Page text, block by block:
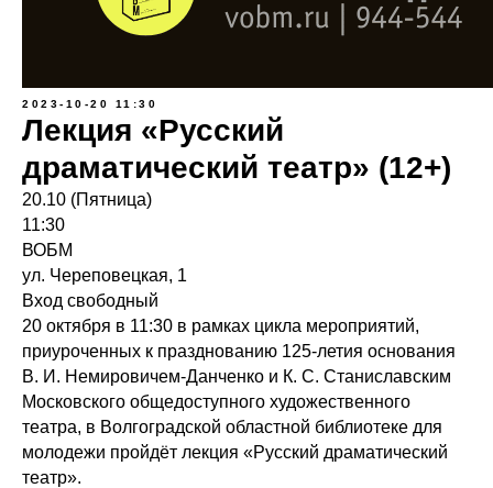
2023-10-20 11:30
Лекция «Русский
драматический театр» (12+)
20.10 (Пятница)
11:30
ВОБМ
ул. Череповецкая, 1
Вход свободный
20 октября в 11:30 в рамках цикла мероприятий,
приуроченных к празднованию 125-летия основания
В. И. Немировичем-Данченко и К. С. Станиславским
Московского общедоступного художественного
театра, в Волгоградской областной библиотеке для
молодежи пройдёт лекция «Русский драматический
театр».